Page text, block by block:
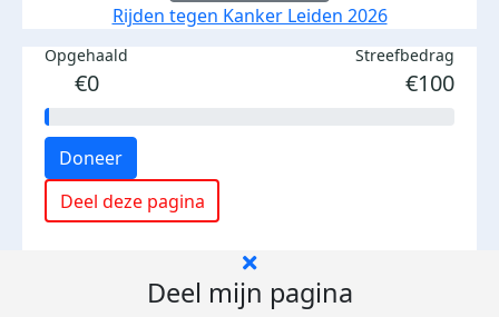
Rijden tegen Kanker Leiden 2026
Opgehaald
€0
Streefbedrag
€100
Doneer
Deel deze pagina
Deel mijn pagina